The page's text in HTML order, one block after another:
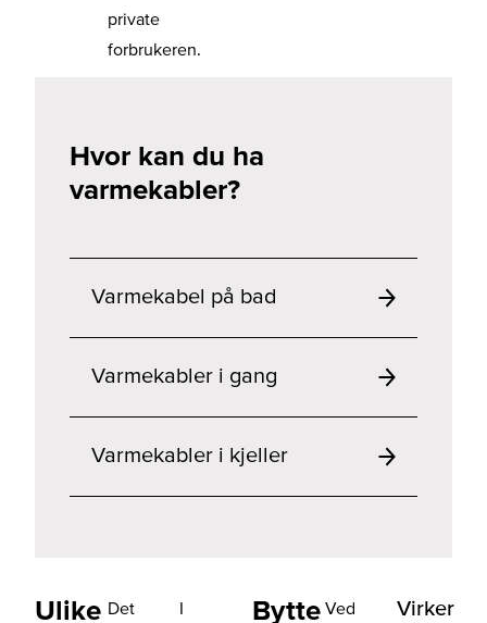
private
forbrukeren.
Hvor kan du ha
varmekabler?
Varmekabel på bad
Varmekabler i gang
Varmekabler i kjeller
Ulike Det I Bytte Ved Virker